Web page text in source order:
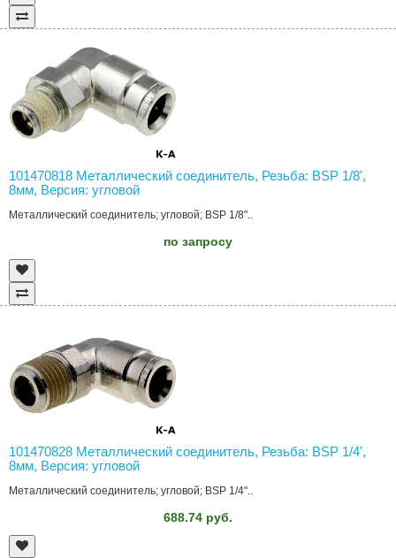
101470818 Металлический соединитель, Резьба: BSP 1/8',
8мм, Версия: угловой
Металлический соединитель; угловой; BSP 1/8"..
по запросу
101470828 Металлический соединитель, Резьба: BSP 1/4',
8мм, Версия: угловой
Металлический соединитель; угловой; BSP 1/4"..
688.74 руб.